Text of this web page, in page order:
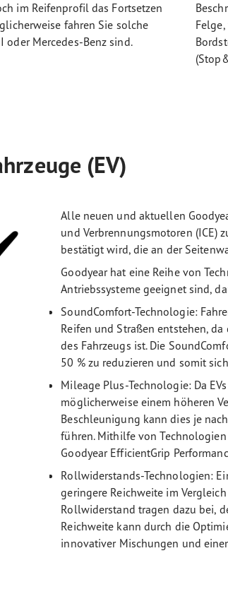
im Reifenprofil das Fortsetzen
fahren Sie solche
oder Mercedes-Benz sind.
(EV)
Alle neuen und aktuellen
und Verbrennungsmotoren (ICE)
bestätigt wird, die an der
Goodyear hat eine Reihe von
Antriebssysteme geeignet sind,
SoundComfort-Technologie:
Reifen und Straßen entstehen,
des Fahrzeugs ist. Die
50 % zu reduzieren und somit
Mileage Plus-Technologie: Da
möglicherweise einem höheren
Beschleunigung kann dies je
führen. Mithilfe von
Goodyear EfficientGrip
Rollwiderstands-Technologien:
geringere Reichweite im
Rollwiderstand tragen dazu bei,
Reichweite kann durch die
innovativer Mischungen und